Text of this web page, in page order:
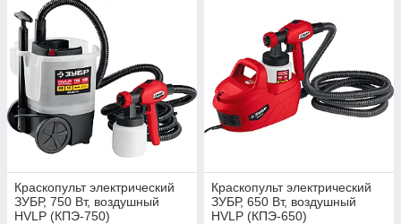
Краскопульт электрический
ЗУБР, 750 Вт, воздушный
HVLP (КПЭ-750)
Краскопульт электрический
ЗУБР, 650 Вт, воздушный
HVLP (КПЭ-650)